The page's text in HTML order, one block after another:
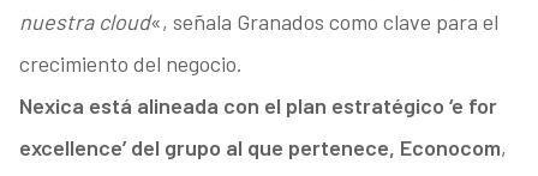
nuestra cloud«, señala Granados como clave para el
crecimiento del negocio.
Nexica está alineada con el plan estratégico ‘e for
excellence’ del grupo al que pertenece, Econocom,